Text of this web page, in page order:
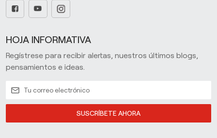
HOJA INFORMATIVA
Regístrese para recibir alertas, nuestros últimos blogs,
pensamientos e ideas.
SUSCRÍBETE AHORA